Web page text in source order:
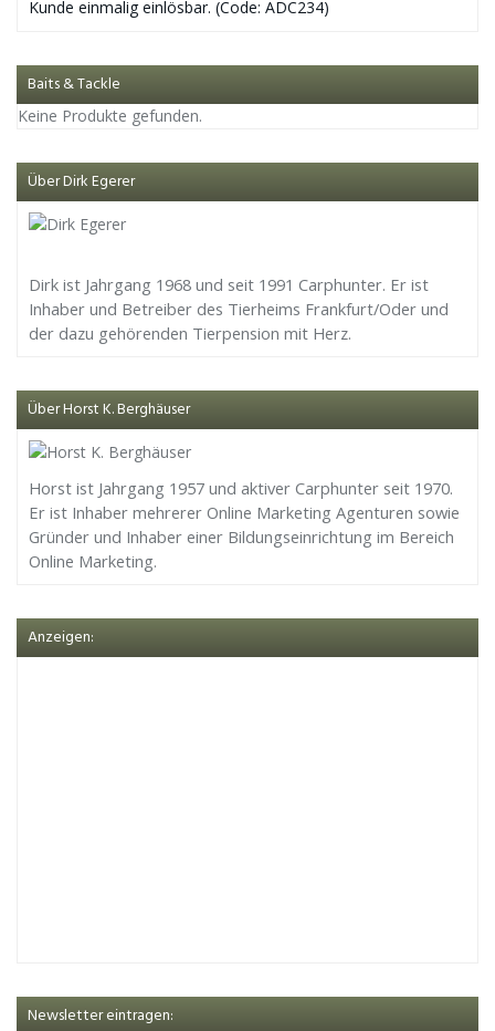
Kunde einmalig einlösbar. (Code: ADC234)
Baits & Tackle
Keine Produkte gefunden.
Über Dirk Egerer
Dirk ist Jahrgang 1968 und seit 1991 Carphunter. Er ist
Inhaber und Betreiber des Tierheims Frankfurt/Oder und
der dazu gehörenden Tierpension mit Herz.
Über Horst K. Berghäuser
Horst ist Jahrgang 1957 und aktiver Carphunter seit 1970.
Er ist Inhaber mehrerer Online Marketing Agenturen sowie
Gründer und Inhaber einer Bildungseinrichtung im Bereich
Online Marketing.
Anzeigen:
Newsletter eintragen: